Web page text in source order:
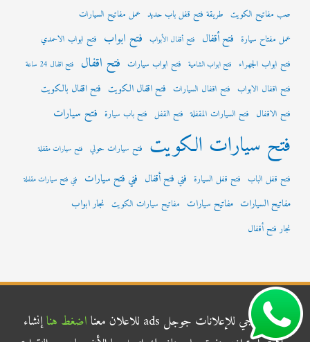
صب مفاتيح الكويت طريقة فتح قفل باب حديد عمل مفاتيح السيارات
عمل مفتاح سيارة فتح أقفال فتح أقفال الأبواب فتح ابواب فتح ابواب الاحمدي
فتح ابواب الجهراء فتح ابواب الشامية فتح ابواب سيارات فتح اقفال فتح اقفال 24 ساعة
فتح اقفال الابواب فتح اقفال السيارات فتح اقفال الكويت فتح اقفال بالكويت
فتح الاقفال فتح السيارات المقفلة فتح القفل فتح باب سيارة فتح سيارات
فتح سيارات الكويت فتح سيارات حولي فتح سيارات مقفلة
فتح قفل الباب فتح قفل السيارة فني فتح أقفال فني فتح سيارات فني فتح سيارات مقفلة
مفاتيح السيارات مفاتيح سيارات مفاتيح سيارات الكويت نجار ابواب
نجار فتح أقفال
شركة الناجي للإعلانات جوجل ads للاعلان معنا اضغط هناإنشاء